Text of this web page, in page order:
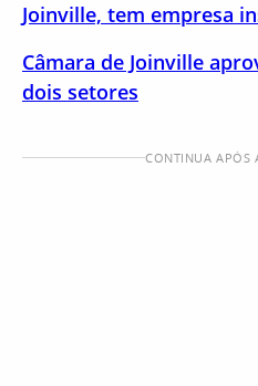
Joinville, tem empresa
Câmara de Joinville
dois setores
CONTINUA APÓS